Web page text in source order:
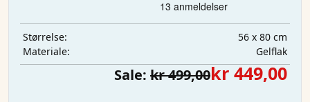
Størrelse:
56 x 80 cm
Materiale:
Gelflak
Sale: kr 499,00kr 449,00